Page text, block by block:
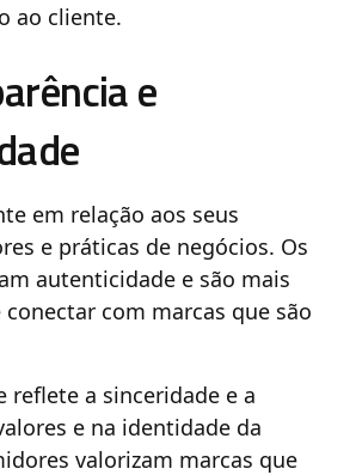
ao cliente.
e
em relação aos seus
e práticas de negócios. Os
autenticidade e são mais
conectar com marcas que são
reflete a sinceridade e a
e na identidade da
valorizam marcas que